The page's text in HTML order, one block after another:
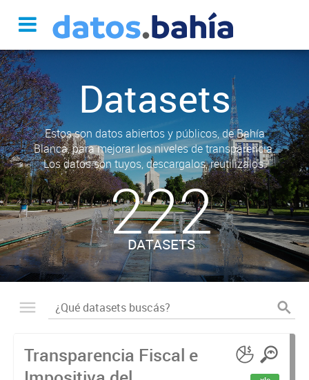
Datasets
Estos son datos abiertos y públicos, de Bahía
Blanca, para mejorar los niveles de transparencia.
Los datos son tuyos, descargalos, reutilizalos.
222
DATASETS
Transparencia Fiscal e